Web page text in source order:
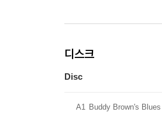
디스크
Disc
A1 Buddy Brown's Blues